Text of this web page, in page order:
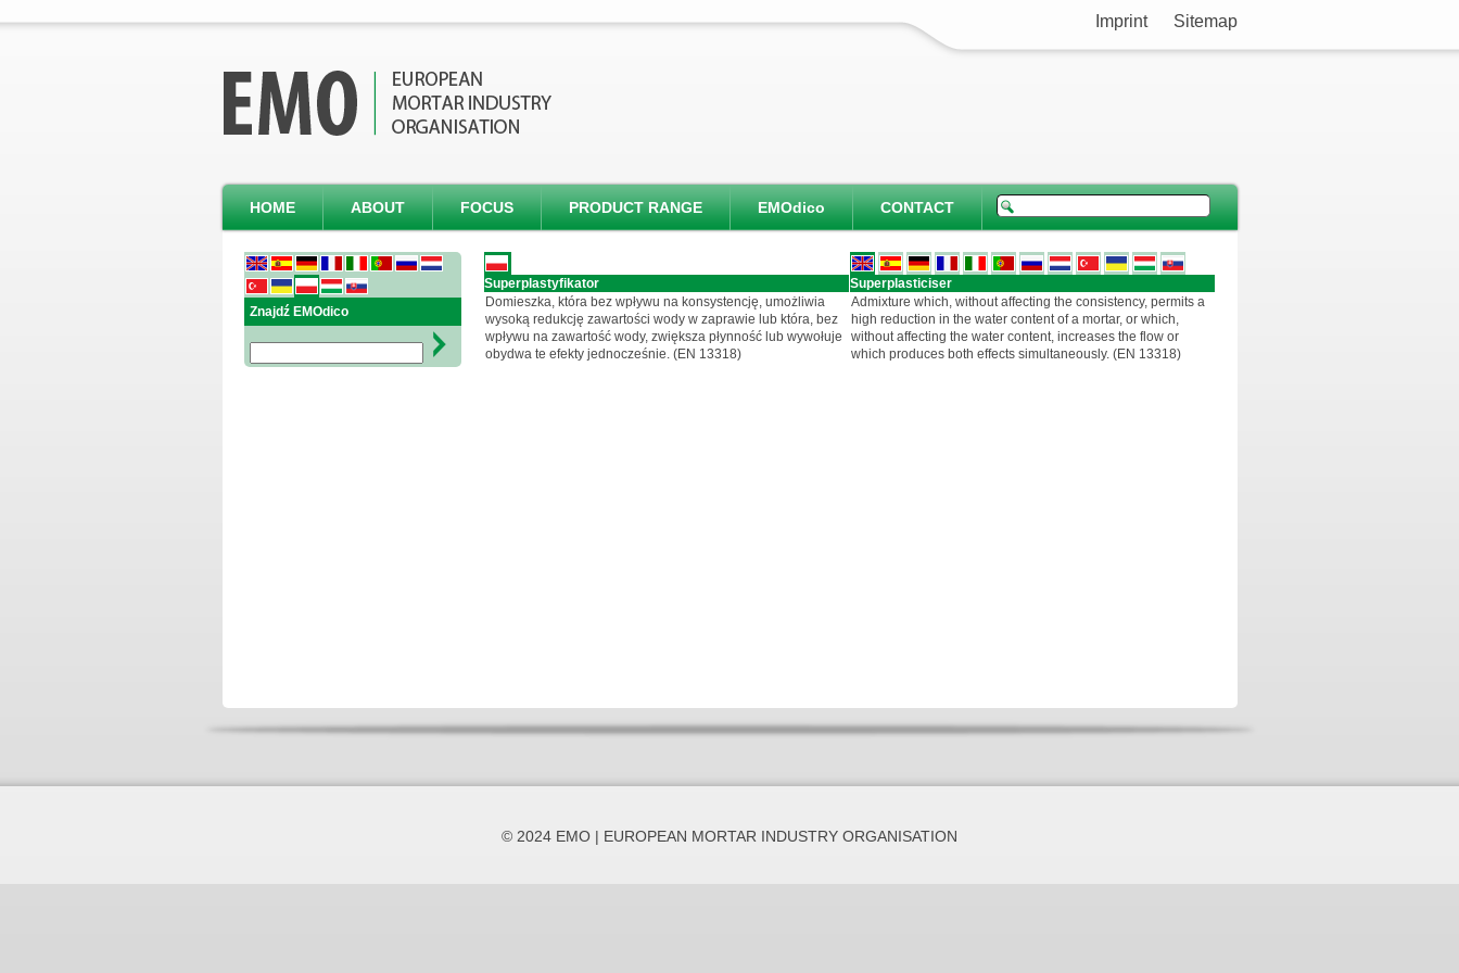
Imprint Sitemap
HOME ABOUT FOCUS PRODUCT RANGE EMOdico CONTACT
Znajdź EMOdico
Superplastyfikator
Superplasticiser
Domieszka, która bez wpływu na konsystencję, umożliwia
wysoką redukcję zawartości wody w zaprawie lub która, bez
wpływu na zawartość wody, zwiększa płynność lub wywołuje
obydwa te efekty jednocześnie. (EN 13318)
Admixture which, without affecting the consistency, permits a
high reduction in the water content of a mortar, or which,
without affecting the water content, increases the flow or
which produces both effects simultaneously. (EN 13318)
© 2024 EMO | EUROPEAN MORTAR INDUSTRY ORGANISATION